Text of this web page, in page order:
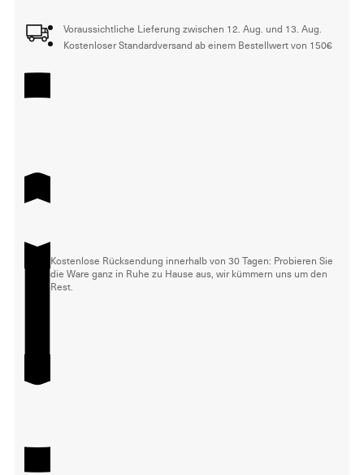
Voraussichtliche Lieferung zwischen 12. Aug. und 13. Aug.
Kostenloser Standardversand ab einem Bestellwert von 150€
Kostenlose Rücksendung innerhalb von 30 Tagen: Probieren Sie
die Ware ganz in Ruhe zu Hause aus, wir kümmern uns um den
Rest.